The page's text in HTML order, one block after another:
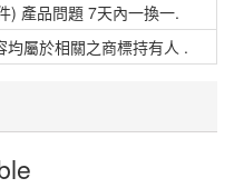
) 產品問題 7天內一換一.
屬於相關之商標持有人 .